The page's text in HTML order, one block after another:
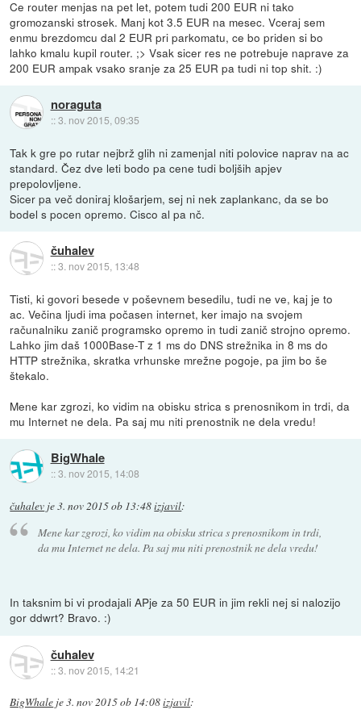
Ce router menjas na pet let, potem tudi 200 EUR ni tako
gromozanski strosek. Manj kot 3.5 EUR na mesec. Vceraj sem
enmu brezdomcu dal 2 EUR pri parkomatu, ce bo priden si bo
lahko kmalu kupil router. ;> Vsak sicer res ne potrebuje naprave za
200 EUR ampak vsako sranje za 25 EUR pa tudi ni top shit. :)
noraguta
::3. nov 2015, 09:35
Tak k gre po rutar nejbrž glih ni zamenjal niti polovice naprav na ac
standard. Čez dve leti bodo pa cene tudi boljših apjev
prepolovljene.
Sicer pa več doniraj klošarjem, sej ni nek zaplankanc, da se bo
bodel s pocen opremo. Cisco al pa nč.
čuhalev
::3. nov 2015, 13:48
Tisti, ki govori besede v poševnem besedilu, tudi ne ve, kaj je to
ac. Večina ljudi ima počasen internet, ker imajo na svojem
računalniku zanič programsko opremo in tudi zanič strojno opremo.
Lahko jim daš 1000Base-T z 1 ms do DNS strežnika in 8 ms do
HTTP strežnika, skratka vrhunske mrežne pogoje, pa jim bo še
štekalo.
Mene kar zgrozi, ko vidim na obisku strica s prenosnikom in trdi, da
mu Internet ne dela. Pa saj mu niti prenostnik ne dela vredu!
BigWhale
::3. nov 2015, 14:08
čuhalev je3. nov 2015 ob 13:48izjavil:
Mene kar zgrozi, ko vidim na obisku strica s prenosnikom in trdi,
da mu Internet ne dela. Pa saj mu niti prenostnik ne dela vredu!
In taksnim bi vi prodajali APje za 50 EUR in jim rekli nej si nalozijo
gor ddwrt? Bravo. :)
čuhalev
::3. nov 2015, 14:21
BigWhale je3. nov 2015 ob 14:08izjavil: